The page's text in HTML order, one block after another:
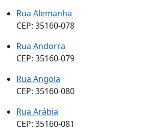
Rua Alemanha
CEP: 35160-078
Rua Andorra
CEP: 35160-079
Rua Angola
CEP: 35160-080
Rua Arábia
CEP: 35160-081